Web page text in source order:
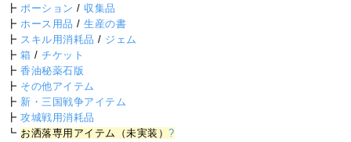
┣ポーション / 収集品
┣ホース用品 /生産の書
┣ スキル用消耗品 / ジェム
┣箱 /チケット
┣香油秘薬石版
┣ その他アイテム
┣ 新・三国戦争アイテム
┣攻城戦用消耗品
┗ お洒落専用アイテム（未実装）?